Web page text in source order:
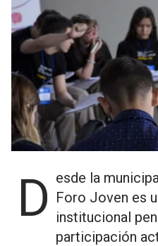
Desde la municipalidad se informó que el Foro Joven es
institucional
participación